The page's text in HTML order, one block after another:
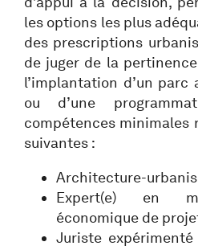
les options les plus
des prescriptions
de juger de la
l’implantation d’un
ou d’une
compétences minimales
suivantes :
Architecture-
Expert(e) en
économique de
Juriste